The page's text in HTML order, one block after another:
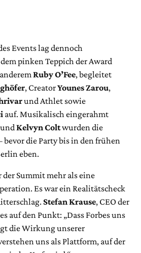
Events lag dennoch
pinken Teppich der Award
Ruby O’Fee, begleitet
, CreatorYounes Zarou,
und Athlet sowie
auf. Musikalisch eingerahmt
und Kelvyn Coltwurden die
die Party bis in den frühen
eben.
Summit mehr als eine
Es war ein Realitätscheck
Stefan Krause, CEO der
auf den Punkt: „Dass Forbes uns
die Wirkung unserer
uns als Plattform, auf der